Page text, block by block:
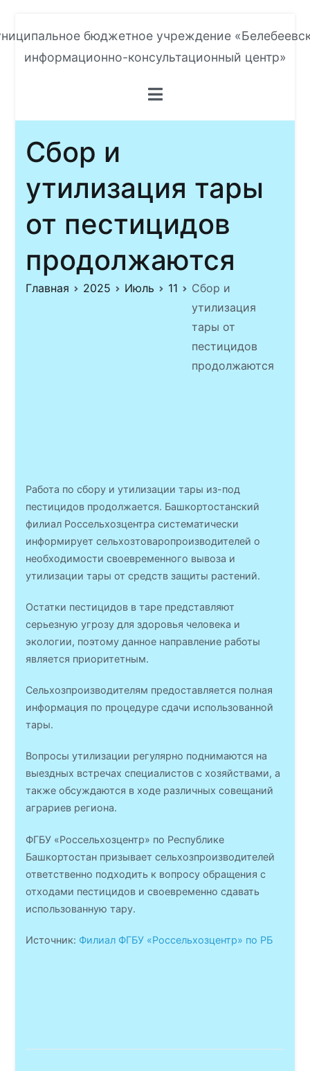
к
содержимому
бюджетное учреждение
информационно-консультационный центр»
Сбор и
утилизация тары
от пестицидов
продолжаются
Главная 2025 Июль 11
Сбор и
утилизация
тары от
пестицидов
продолжаются
Работа по сбору и утилизации тары из-под
пестицидов продолжается. Башкортостанский
филиал Россельхозцентра систематически
информирует сельхозтоваропроизводителей о
необходимости своевременного вывоза и
утилизации тары от средств защиты растений.
Остатки пестицидов в таре представляют
серьезную угрозу для здоровья человека и
экологии, поэтому данное направление работы
является приоритетным.
Сельхозпроизводителям предоставляется полная
информация по процедуре сдачи использованной
тары.
Вопросы утилизации регулярно поднимаются на
выездных встречах специалистов с хозяйствами, а
также обсуждаются в ходе различных совещаний
аграриев региона.
ФГБУ «Россельхозцентр» по Республике
Башкортостан призывает сельхозпроизводителей
ответственно подходить к вопросу обращения с
отходами пестицидов и своевременно сдавать
использованную тару.
Источник: Филиал ФГБУ «Россельхозцентр» по РБ